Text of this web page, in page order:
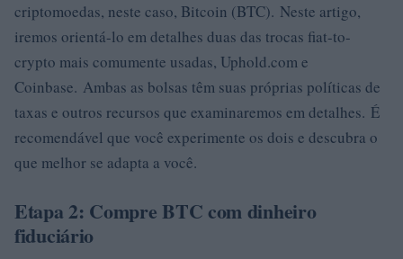
criptomoedas, neste caso, Bitcoin (BTC). Neste artigo,
iremos orientá-lo em detalhes duas das trocas fiat-to-
crypto mais comumente usadas, Uphold.com e
Coinbase. Ambas as bolsas têm suas próprias políticas de
taxas e outros recursos que examinaremos em detalhes. É
recomendável que você experimente os dois e descubra o
que melhor se adapta a você.
Etapa 2: Compre BTC com dinheiro
fiduciário